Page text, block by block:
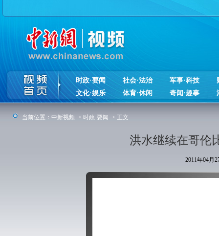
时政·要闻 社会·法治 军事·科技
文化·娱乐
体育·休闲 奇闻·趣事
当前位置： 中新视频 -> 时政·要闻 -> 正文
洪水继续在哥伦
2011年04月